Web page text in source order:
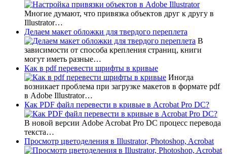
Многие думают, что привязка объектов друг к другу в
Illustrator…
Делаем макет обложки для твердого переплета
В
зависимости от способа крепления страниц, книги
могут иметь разные…
Как в pdf перевести шрифты в кривые
Иногда
возникает проблема при загрузке макетов в формате pdf
в Adobe Illustrator…
Как PDF файл перевести в кривые в Acrobat Pro DC?
В новой версии Adobe Acrobat Pro DC процесс перевода
текста…
Просмотр цветоделения в Illustrator, Photoshop, Acrobat